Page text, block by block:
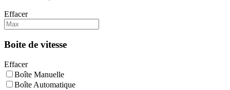
Effacer
Boite de vitesse
Effacer
Boîte Manuelle
Boîte Automatique